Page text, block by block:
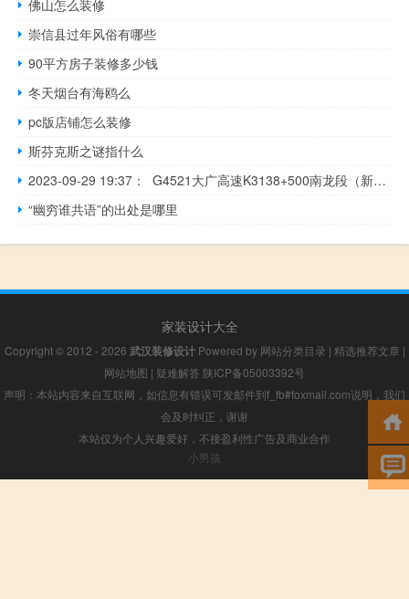
佛山怎么装修
崇信县过年风俗有哪些
90平方房子装修多少钱
冬天烟台有海鸥么
pc版店铺怎么装修
斯芬克斯之谜指什么
2023-09-29 19:37： G4521大广高速K3138+500南龙段（新禾村2号隧道入口，往南昌方向）发生一起两小车追尾事故，单道缓慢通行。~阿左​​​
“幽穷谁共语”的出处是哪里
家装设计大全
Copyright © 2012 - 2026 武汉装修设计Powered by 网站分类目录 | 精选推荐文章 |
网站地图 | 疑难解答 陕ICP备05003392号
声明：本站内容来自互联网，如信息有错误可发邮件到f_fb#foxmail.com说明，我们
会及时纠正，谢谢
本站仅为个人兴趣爱好，不接盈利性广告及商业合作
小男孩